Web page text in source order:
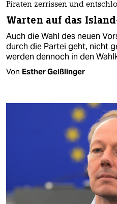
Piraten zerrissen und
Warten auf das
Auch die Wahl des neuen
durch die Partei geht, nicht
werden dennoch in den
Von Esther Geißlinger